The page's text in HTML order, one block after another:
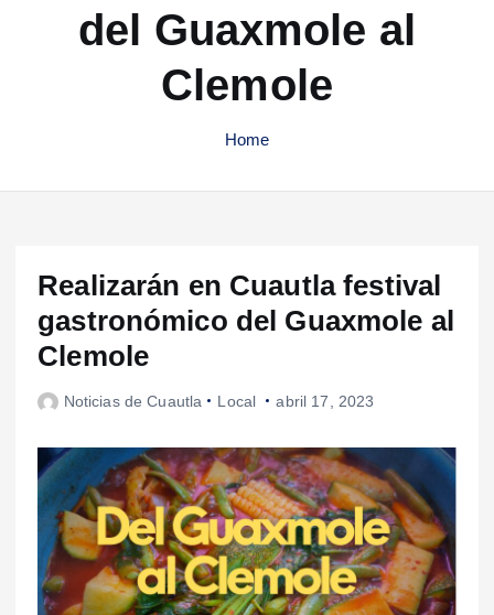
del Guaxmole al
Clemole
Home
Realizarán en Cuautla festival
gastronómico del Guaxmole al
Clemole
Noticias de Cuautla Local abril 17, 2023